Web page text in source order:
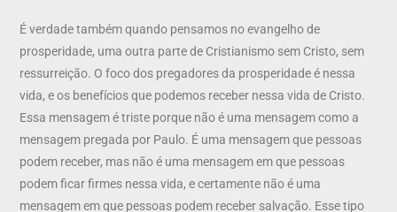
É verdade também quando pensamos no evangelho de
prosperidade, uma outra parte de Cristianismo sem Cristo, sem
ressurreição. O foco dos pregadores da prosperidade é nessa
vida, e os benefícios que podemos receber nessa vida de Cristo.
Essa mensagem é triste porque não é uma mensagem como a
mensagem pregada por Paulo. É uma mensagem que pessoas
podem receber, mas não é uma mensagem em que pessoas
podem ficar firmes nessa vida, e certamente não é uma
mensagem em que pessoas podem receber salvação. Esse tipo